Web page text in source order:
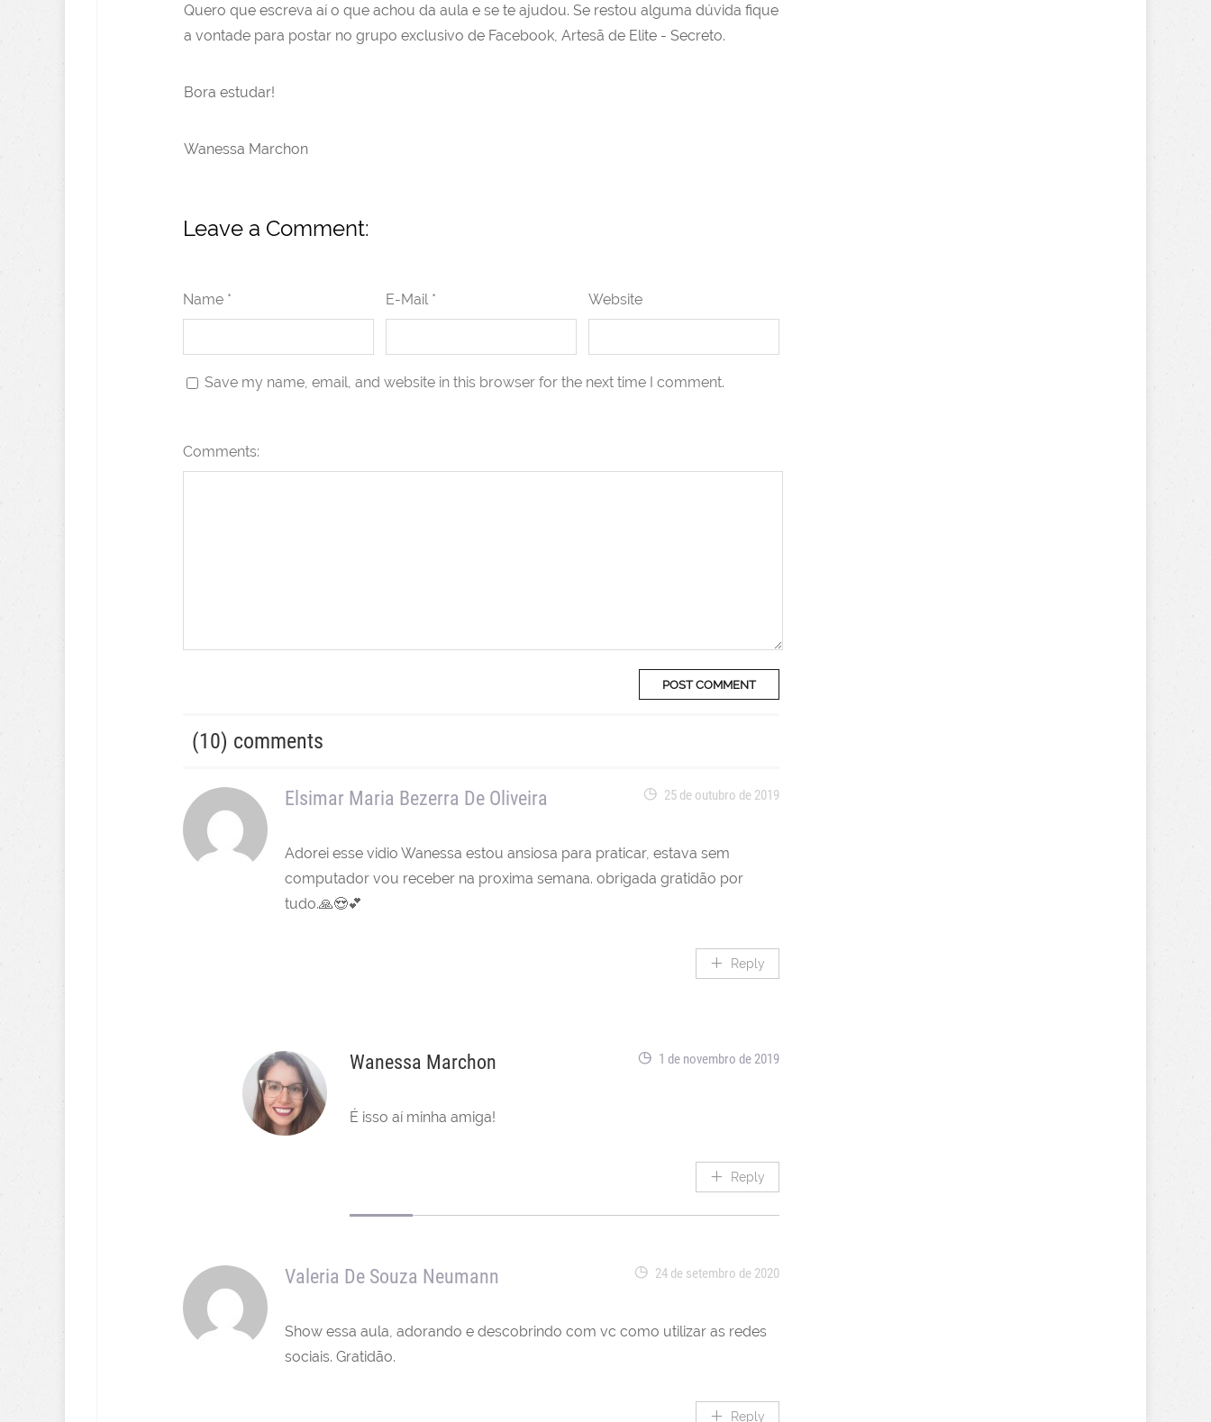
Quero que escreva aí o que achou da aula e se te ajudou. Se restou alguma dúvida fique
a vontade para postar no grupo exclusivo de Facebook, Artesã de Elite - Secreto.
Bora estudar!
Wanessa Marchon
Leave a Comment:
Name * E-Mail * Website
Save my name, email, and website in this browser for the next time I comment.
Comments:
(10) comments
Elsimar Maria Bezerra De Oliveira 25 de outubro de 2019
Adorei esse vidio Wanessa estou ansiosa para praticar, estava sem
computador vou receber na proxima semana. obrigada gratidão por
tudo.🙏😍💕
Reply
Wanessa Marchon 1 de novembro de 2019
É isso aí minha amiga!
Reply
Valeria De Souza Neumann 24 de setembro de 2020
Show essa aula, adorando e descobrindo com vc como utilizar as redes
sociais. Gratidão.
Reply